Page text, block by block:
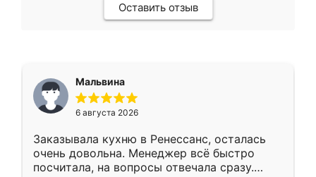
Оставить отзыв
Мальвина
6 августа 2026
Заказывала кухню в Ренессанс, осталась
очень довольна. Менеджер всё быстро
посчитала, на вопросы отвечала сразу.